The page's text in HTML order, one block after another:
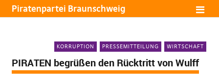
Piratenpartei Braunschweig
KORRUPTION PRESSEMITTEILUNG WIRTSCHAFT
PIRATEN begrüßen den Rücktritt von Wulff